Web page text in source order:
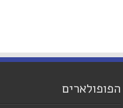
הפופולארים